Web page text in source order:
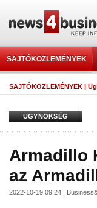
SAJTÓKÖZLEMÉNYEK
SAJTÓKÖZLEMÉNYEK |
ÜGYNÖKSÉG
Armadillo
az
2022-10-19 09:24 |